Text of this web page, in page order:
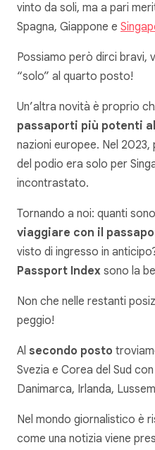
vinto da soli, ma a pari
Spagna, Giappone e
Possiamo però dirci bravi,
“solo” al quarto posto!
Un’altra novità è proprio
passaporti più potenti
nazioni europee. Nel
del podio era solo per
incontrastato.
Tornando a noi: quanti
viaggiare con il
visto di ingresso in
Passport Index sono la
Non che nelle restanti
peggio!
Al secondo posto
Svezia e Corea del Sud con
Danimarca, Irlanda,
Nel mondo giornalistico è
come una notizia viene